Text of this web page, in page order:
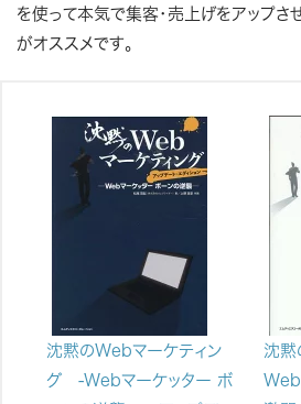
を使って本気で集客・売上げをアップさ
がオススメです。
沈黙のWebマーケティン
グ -Webマーケッター ボ
沈黙
Web